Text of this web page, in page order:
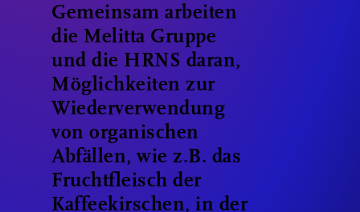
Gemeinsam arbeiten
die Melitta Gruppe
und die HRNS daran,
Möglichkeiten zur
Wiederverwendung
von organischen
Abfällen, wie z.B. das
Fruchtfleisch der
Kaffeekirschen, in der